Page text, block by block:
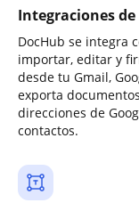
Integraciones de
DocHub se integra
importar, editar y
desde tu Gmail,
exporta
direcciones de
contactos.